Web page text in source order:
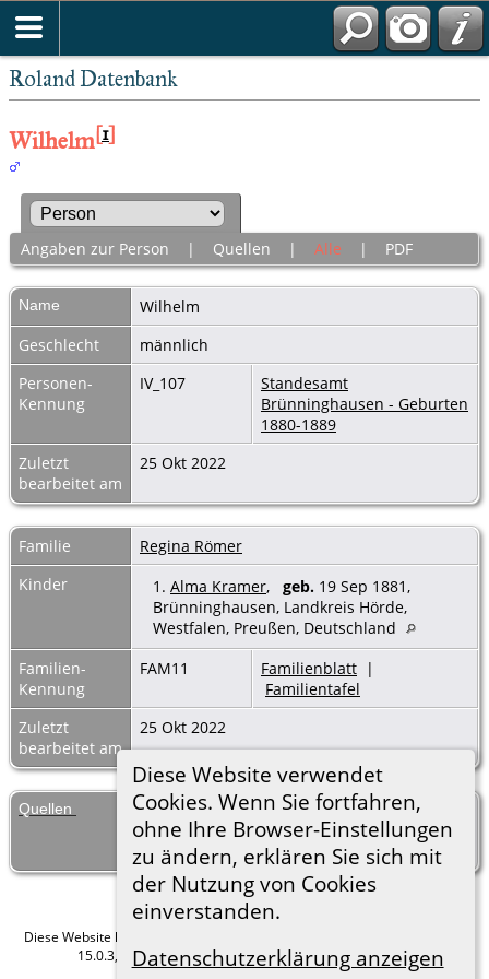
Roland Datenbank
Diese Website verwendet
Cookies. Wenn Sie fortfahren,
ohne Ihre Browser-Einstellungen
zu ändern, erklären Sie sich mit
der Nutzung von Cookies
einverstanden.
Datenschutzerklärung anzeigen
Wilhelm[1]
Angaben zur Person | Quellen | Alle | PDF
Name
Wilhelm
Geschlecht
männlich
Personen-
Kennung
IV_107
Standesamt
Brünninghausen - Geburten
1880-1889
Zuletzt
bearbeitet am
25 Okt 2022
Familie
Regina Römer
Kinder
1. Alma Kramer, geb. 19 Sep 1881,
Brünninghausen, Landkreis Hörde,
Westfalen, Preußen, Deutschland
Familien-
Kennung
FAM11 Familienblatt |
Familientafel
Zuletzt
bearbeitet am
25 Okt 2022
Quellen [S1] Geburtenregister Brünninghausen,
(1880-1889), 19 Sep 1881, 1881 / 43
(Verlässlichkeit: 3).
Diese Website läuft mit
15.0.3, programmiert von Darrin Lythgoe © 2001-2026.